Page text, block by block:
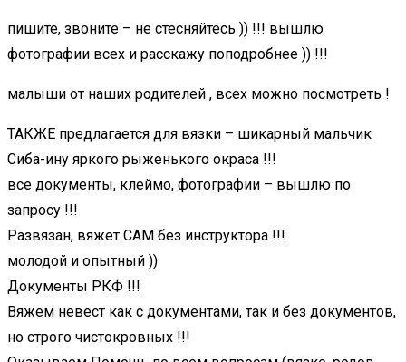
пишите, звоните – не стесняйтесь )) !!! вышлю
фотографии всех и расскажу поподробнее )) !!!
малыши от наших родителей , всех можно посмотреть !
ТАКЖЕ предлагается для вязки – шикарный мальчик
Сиба-ину яркого рыженького окраса !!!
все документы, клеймо, фотографии – вышлю по
запросу !!!
Развязан, вяжет САМ без инструктора !!!
молодой и опытный ))
Документы РКФ !!!
Вяжем невест как с документами, так и без документов,
но строго чистокровных !!!